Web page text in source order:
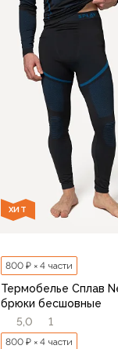
ХИТ
800 ₽ × 4 части
Термобелье Сплав
брюки бесшовные
5,0
1
800 ₽ × 4 части